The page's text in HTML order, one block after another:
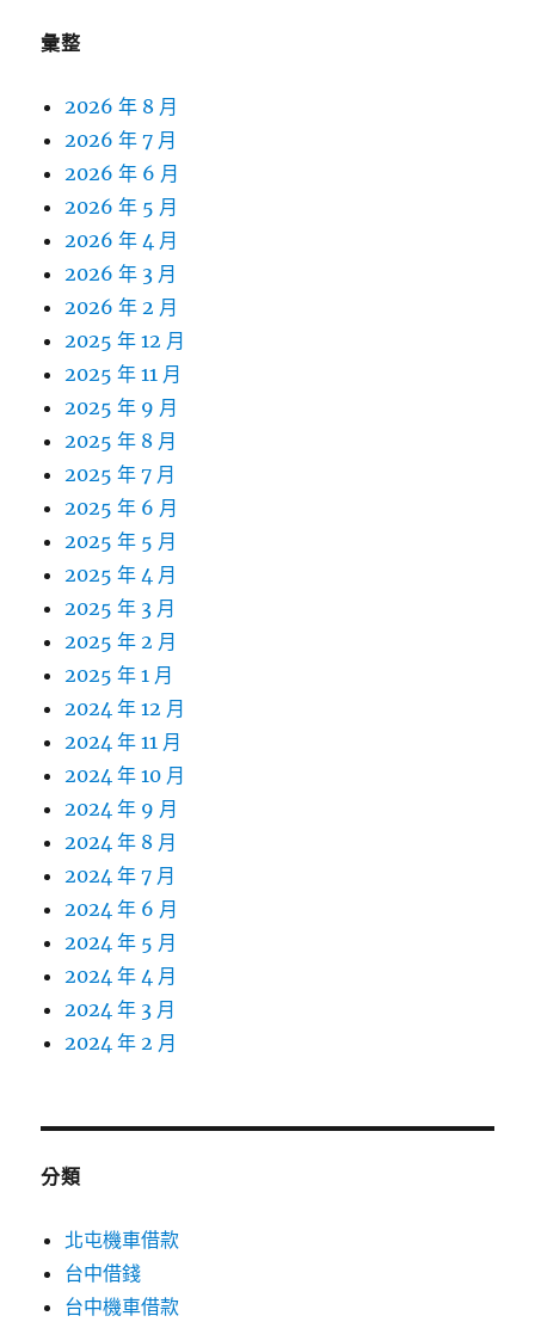
彙整
2026 年 8 月
2026 年 7 月
2026 年 6 月
2026 年 5 月
2026 年 4 月
2026 年 3 月
2026 年 2 月
2025 年 12 月
2025 年 11 月
2025 年 9 月
2025 年 8 月
2025 年 7 月
2025 年 6 月
2025 年 5 月
2025 年 4 月
2025 年 3 月
2025 年 2 月
2025 年 1 月
2024 年 12 月
2024 年 11 月
2024 年 10 月
2024 年 9 月
2024 年 8 月
2024 年 7 月
2024 年 6 月
2024 年 5 月
2024 年 4 月
2024 年 3 月
2024 年 2 月
分類
北屯機車借款
台中借錢
台中機車借款